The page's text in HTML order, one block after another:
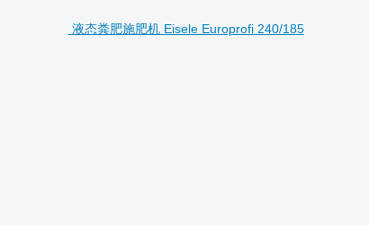
液态粪肥施肥机 Eisele Europrofi 240/185